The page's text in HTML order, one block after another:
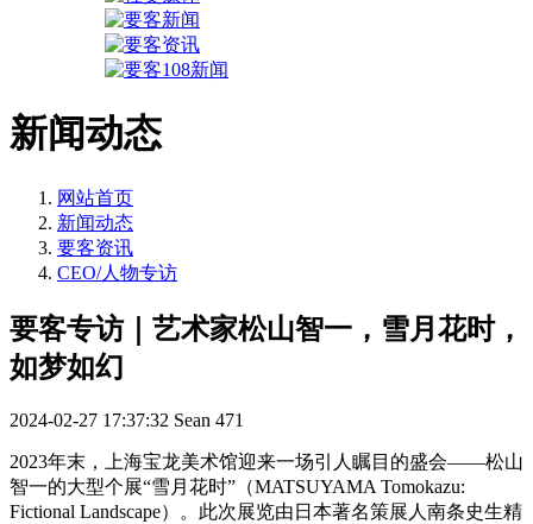
新闻动态
网站首页
新闻动态
要客资讯
CEO/人物专访
要客专访｜艺术家松山智一，雪月花时，
如梦如幻
2024-02-27 17:37:32 Sean 471
2023年末 ，上海宝龙美术馆迎来一场引人瞩目的盛会——松山
智一的大型个展“雪月花时” （MATSUYAMA Tomokazu:
Fictional Landscape）。 此次展览由日本著名策展人南条史生精